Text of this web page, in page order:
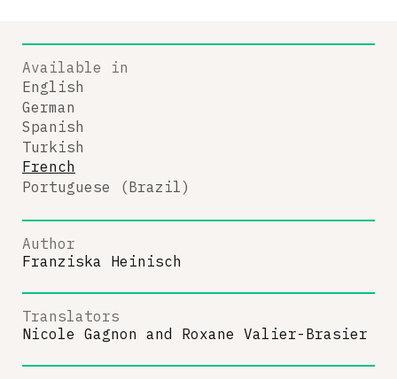
Available in
English
German
Spanish
Turkish
French
Portuguese (Brazil)
Author
Franziska Heinisch
Translators
Nicole Gagnon and Roxane Valier-Brasier